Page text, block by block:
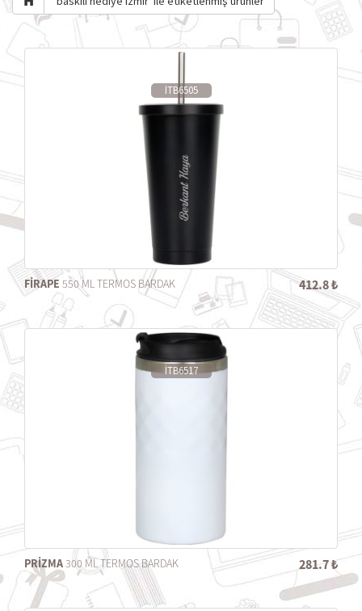
İTB6505
FİRAPE 550 ML TERMOS BARDAK 412.8 ₺
İTB6517
PRİZMA300 ML TERMOS BARDAK 281.7 ₺